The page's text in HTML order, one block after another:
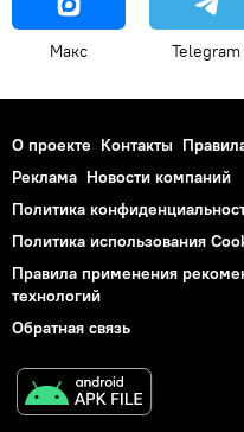
Макс Telegram
О проекте Контакты
Реклама Новости компаний
Политика
Политика использования
Правила применения
технологий
Обратная связь